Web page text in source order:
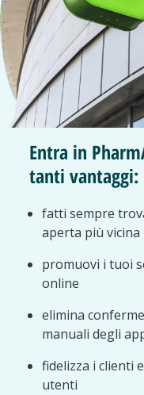
Entra in
tanti vantaggi:
fatti sempre
aperta più vicina
promuovi i tuoi
online
elimina
manuali degli
fidelizza i clienti
utenti